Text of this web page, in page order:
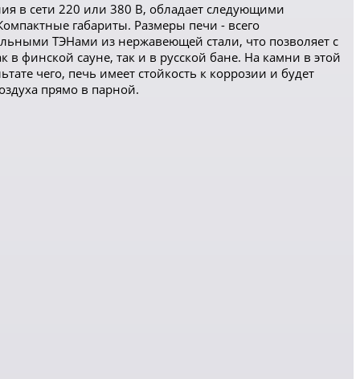
в сети 220 или 380 В, обладает следующими
габариты. Размеры печи - всего
ТЭНами из нержавеющей стали, что позволяет с
финской сауне, так и в русской бане. На камни в этой
чего, печь имеет стойкость к коррозии и будет
прямо в парной.